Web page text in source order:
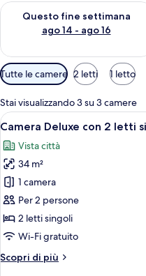
Questo fine settimana
ago 14 - ago 16
Verifica la disponibilità per
Filtri
disponibili
per
le
camere
Tutte le camere 2 letti 1 letto
Stai visualizzando 3 su 3 camere
Apri
tutte
le
foto
per
Camera
Deluxe
con
letti
7
Camera Deluxe con 2 letti
Vista città
34 m²
1 camera
Per 2 persone
2 letti singoli
Wi-Fi gratuito
Scopri di più
Altri